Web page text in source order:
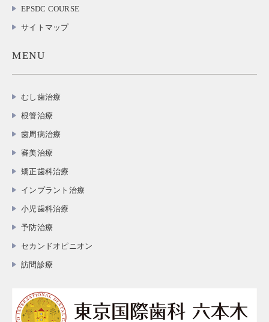
EPSDC COURSE
サイトマップ
MENU
むし歯治療
根管治療
歯周病治療
審美治療
矯正歯科治療
インプラント治療
小児歯科治療
予防治療
セカンドオピニオン
訪問診療